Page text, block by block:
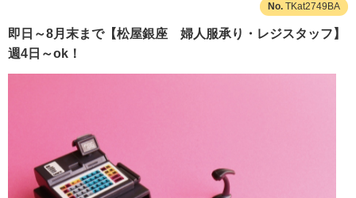
TKat2749BA
即日～8月末まで【松屋銀座 婦人服承り・レジスタッフ】
週4日～ok！